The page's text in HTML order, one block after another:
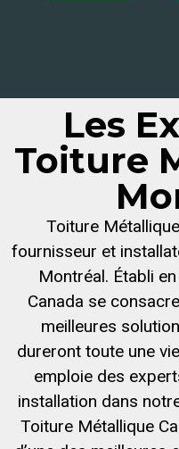
Les
Toiture
Toiture
fournisseur et
Montréal. Établi
Canada se
meilleures
dureront toute une
emploie des
installation dans
Toiture Métallique